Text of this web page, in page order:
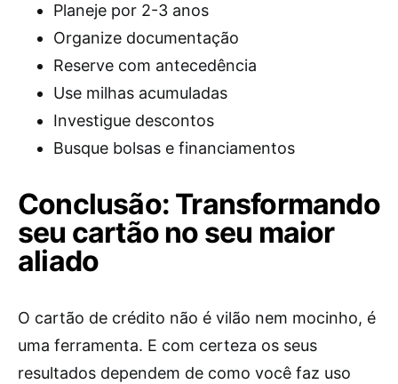
Planeje por 2-3 anos
Organize documentação
Reserve com antecedência
Use milhas acumuladas
Investigue descontos
Busque bolsas e financiamentos
Conclusão: Transformando
seu cartão no seu maior
aliado
O cartão de crédito não é vilão nem mocinho, é
uma ferramenta. E com certeza os seus
resultados dependem de como você faz uso